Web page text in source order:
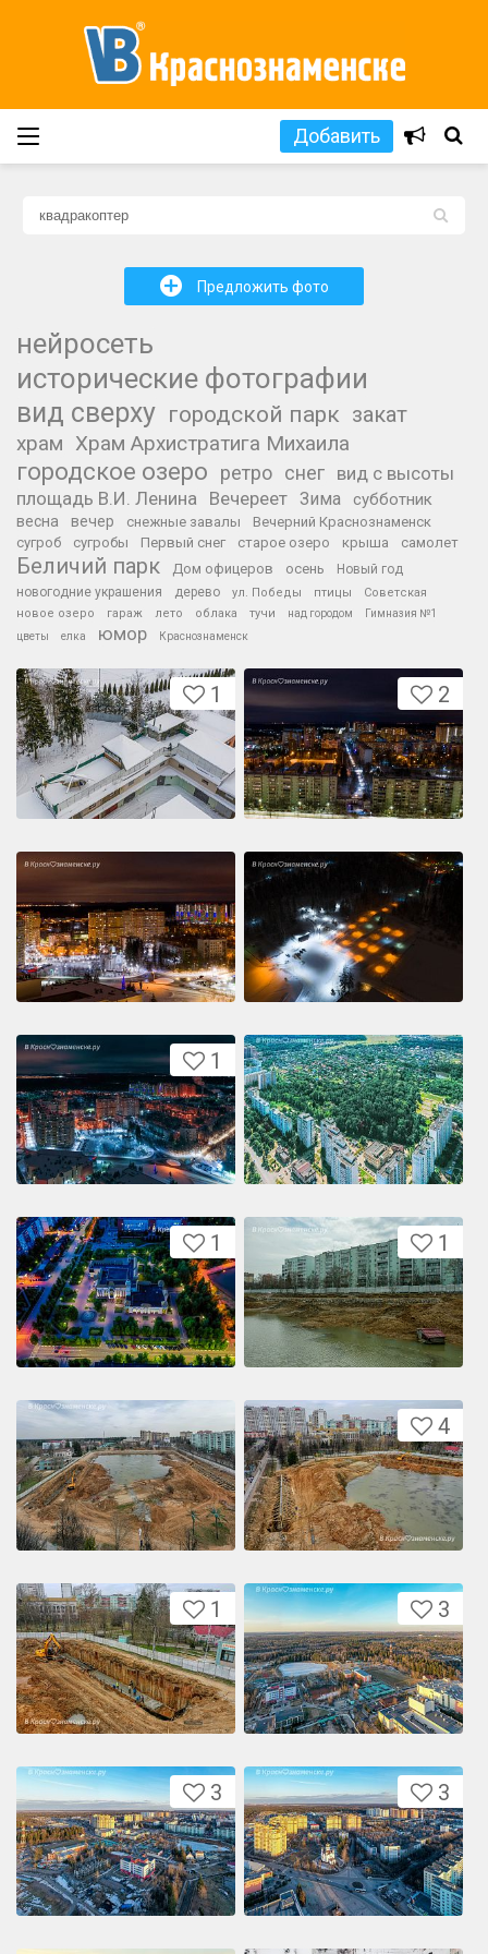
Добавить
+ Предложить фото
L
нейросеть
исторические фотографии
вид сверху городской парк закат
храм Храм Архистратига Михаила
городское озеро ретро снег вид с высоты
площадь В.И. Ленина
Вечереет Зима субботник
весна вечер снежные завалы
Вечерний Краснознаменск
сугроб
сугробы Первый снег старое озеро крыша самолет
Беличий парк Дом офицеров осень
Новый год
новогодние украшения
дерево ул. Победы птицы
Советская
новое озеро
гараж лето облака тучи над городом
Гимназия №1
цветы
елка юмор Краснознаменск
1 2
1
1 1
4
1 3
3 3